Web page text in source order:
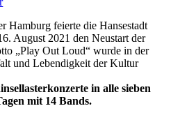
Hamburg feierte die Hansestadt
August 2021 den Neustart der
„Play Out Loud“ wurde in der
und Lebendigkeit der Kultur
in alle sieben
mit 14 Bands.